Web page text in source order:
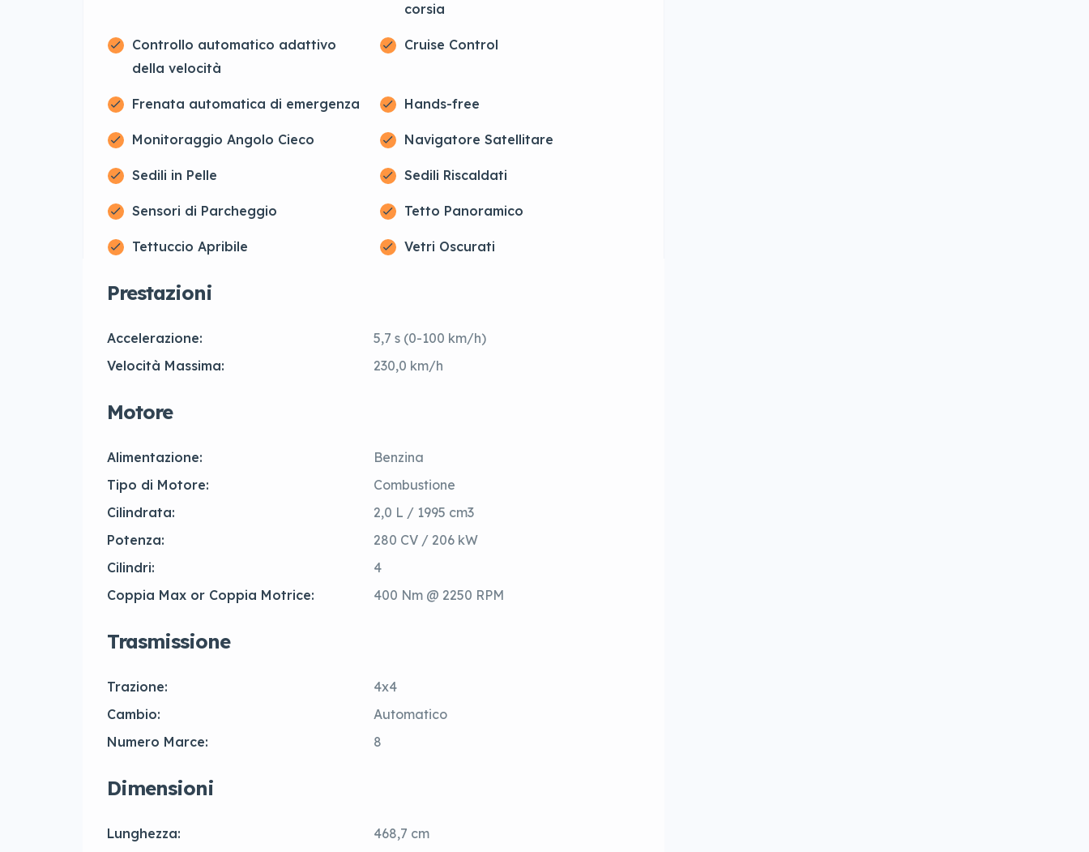
corsia
Controllo automatico adattivo
della velocità
Cruise Control
Frenata automatica di emergenza Hands-free
Monitoraggio Angolo Cieco Navigatore Satellitare
Sedili in Pelle Sedili Riscaldati
Sensori di Parcheggio Tetto Panoramico
Tettuccio Apribile Vetri Oscurati
Prestazioni
Accelerazione:
5,7 s (0-100 km/h)
Velocità Massima:
230,0 km/h
Motore
Alimentazione:
Benzina
Tipo di Motore:
Combustione
Cilindrata:
2,0 L / 1995 cm3
Potenza:
280 CV / 206 kW
Cilindri:
4
Coppia Max or Coppia Motrice:
400 Nm @ 2250 RPM
Trasmissione
Trazione:
4x4
Cambio:
Automatico
Numero Marce:
8
Dimensioni
Lunghezza:
468,7 cm